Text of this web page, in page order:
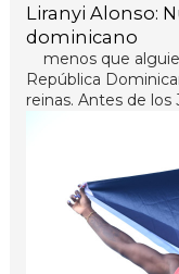
Liranyi Alonso:
dominicano
menos que
República
reinas. Antes de los